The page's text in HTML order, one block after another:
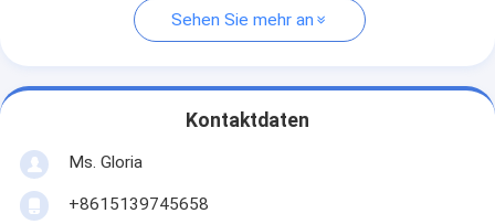
Sehen Sie mehr an
Kontaktdaten
Ms. Gloria
+8615139745658